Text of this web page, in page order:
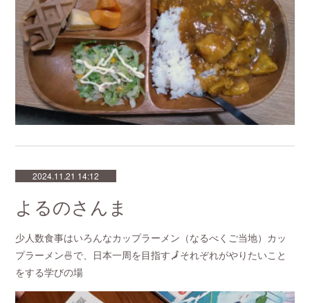
2024.11.21 14:12
よるのさんま
少人数食事はいろんなカップラーメン（なるべくご当地）カッ
プラーメン🍜で、日本一周を目指す🗾それぞれがやりたいこと
をする学びの場